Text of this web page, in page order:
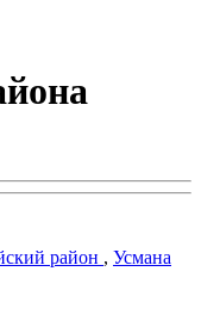
район , Усмана